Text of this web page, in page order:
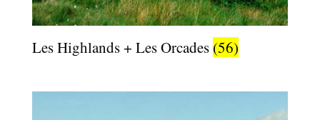
Les Highlands + Les Orcades (56)